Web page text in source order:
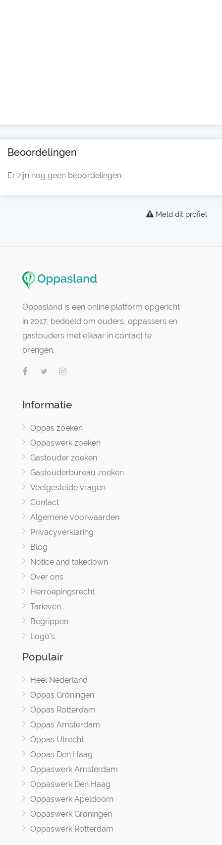
Beoordelingen
Er zijn nog geen beoordelingen
Meld dit profiel
Oppasland is een online platform opgericht
in 2017, bedoeld om ouders, oppassers en
gastouders met elkaar in contact te
brengen.
Informatie
Oppas zoeken
Oppaswerk zoeken
Gastouder zoeken
Gastouderbureau zoeken
Veelgestelde vragen
Contact
Algemene voorwaarden
Privacyverklaring
Blog
Notice and takedown
Over ons
Herroepingsrecht
Tarieven
Begrippen
Logo's
Populair
Heel Nederland
Oppas Groningen
Oppas Rotterdam
Oppas Amsterdam
Oppas Utrecht
Oppas Den Haag
Oppaswerk Amsterdam
Oppaswerk Den Haag
Oppaswerk Apeldoorn
Oppaswerk Groningen
Oppaswerk Rotterdam